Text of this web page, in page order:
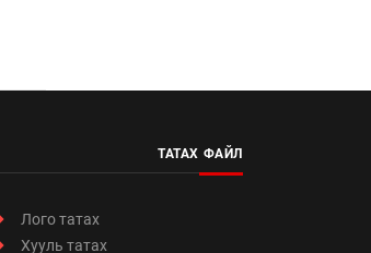
ТАТАХ ФАЙЛ
Лого татах
Хууль татах